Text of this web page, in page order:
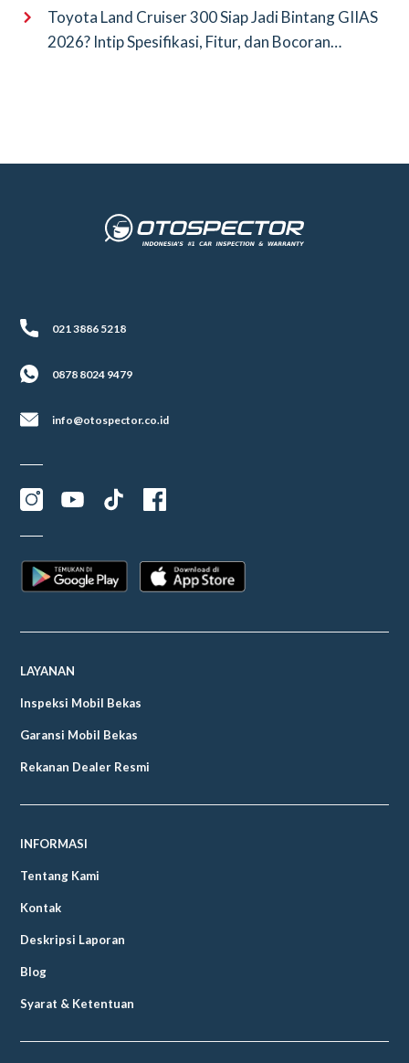
Toyota Land Cruiser 300 Siap Jadi Bintang GIIAS
2026? Intip Spesifikasi, Fitur, dan Bocoran
021 3886 5218
0878 8024 9479
info@otospector.co.id
LAYANAN
Inspeksi Mobil Bekas
Garansi Mobil Bekas
Rekanan Dealer Resmi
INFORMASI
Tentang Kami
Kontak
Deskripsi Laporan
Blog
Syarat & Ketentuan